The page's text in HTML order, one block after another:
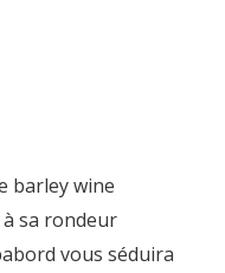
barley wine
sa rondeur
vous séduira